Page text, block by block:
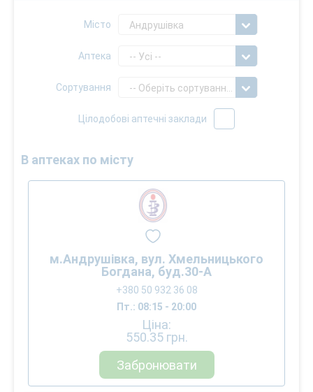
Місто Андрушівка
Аптека -- Усі --
Сортування
Цілодобові аптечні заклади
В аптеках по місту
м.Андрушівка, вул. Хмельницького
Богдана, буд.30-А
+380 50 932 36 08
Пт.: 08:15 - 20:00
Ціна:
550.35 грн.
Забронювати